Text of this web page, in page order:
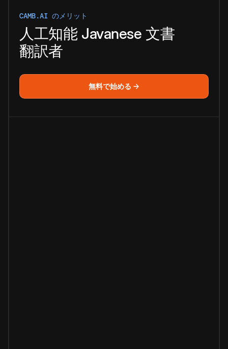
CAMB.AI のメリット
人工知能 Javanese 文書
翻訳者
無料で始める →